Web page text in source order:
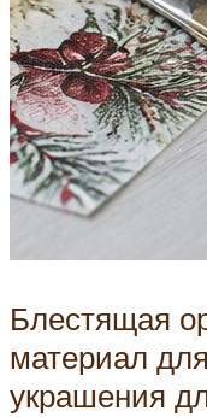
Блестящая
материал
украшения